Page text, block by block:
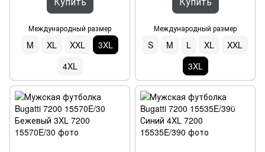
Международный размер
M XL XXL
3XL
4XL
Международный размер
S M L XL
XXL
3XL